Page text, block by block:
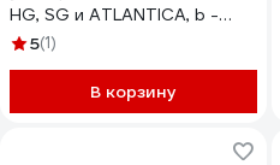
HG, SG и ATLANTICA, b -
70/75/80 см APMROBZF
5(1)
В корзину